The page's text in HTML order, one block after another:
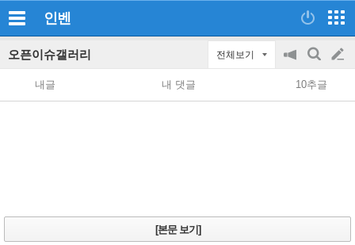
인벤
오픈이슈갤러리 전체보기
공
지
on/off
검
색
글
쓰
내글 내 댓글 10추글
[본문 보기]